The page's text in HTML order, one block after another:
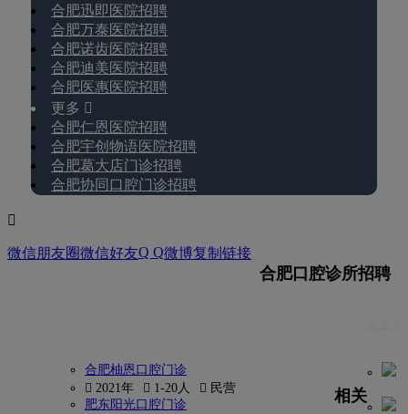
合肥迅即医院招聘
合肥万泰医院招聘
合肥诺齿医院招聘
合肥迪美医院招聘
合肥医惠医院招聘
更多 
合肥仁恩医院招聘
合肥宇创物语医院招聘
合肥葛大店门诊招聘
合肥协同口腔门诊招聘

微信朋友圈微信好友Q Q微博复制链接
合肥口腔诊所招聘
合肥柚恩口腔门诊
 2021年
 1-20人
 民营
肥东阳光口腔门诊
相关